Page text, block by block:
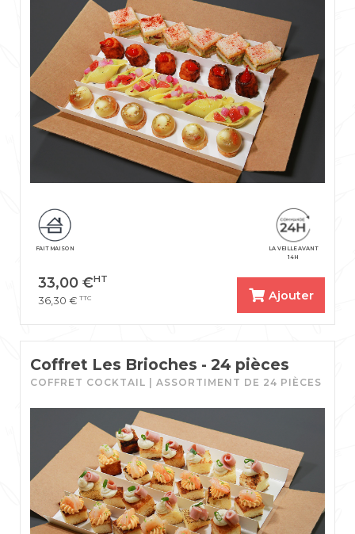
LA VEILLE AVANT
14H
FAIT MAISON
33,00 €HT
36,30 € TTC Ajouter
Coffret Les Brioches - 24 pièces
COFFRET COCKTAIL | ASSORTIMENT DE 24 PIÈCES